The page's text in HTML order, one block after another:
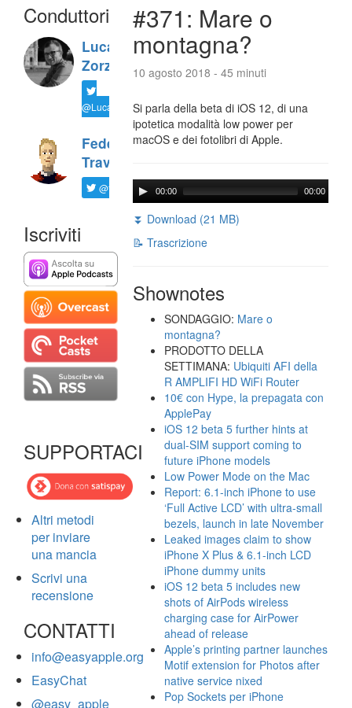
Conduttori
Luca
Zorzi
@LucaTNT
Federico
Travaini
@ftrava
Iscriviti
SUPPORTACI
Altri metodi
per inviare
una mancia
Scrivi una
recensione
CONTATTI
info@easyapple.org
EasyChat
@easy_apple
#371: Mare o
montagna?
10 agosto 2018 - 45 minuti
Si parla della beta di iOS 12, di una
ipotetica modalità low power per
macOS e dei fotolibri di Apple.
00:00 00:00
⏬ Download (21 MB)
📝 Trascrizione
Shownotes
SONDAGGIO: Mare o
montagna?
PRODOTTO DELLA
SETTIMANA: Ubiquiti AFI della
R AMPLIFI HD WiFi Router
10€ con Hype, la prepagata con
ApplePay
iOS 12 beta 5 further hints at
dual-SIM support coming to
future iPhone models
Low Power Mode on the Mac
Report: 6.1-inch iPhone to use
‘Full Active LCD’ with ultra-small
bezels, launch in late November
Leaked images claim to show
iPhone X Plus & 6.1-inch LCD
iPhone dummy units
iOS 12 beta 5 includes new
shots of AirPods wireless
charging case for AirPower
ahead of release
Apple’s printing partner launches
Motif extension for Photos after
native service nixed
Pop Sockets per iPhone